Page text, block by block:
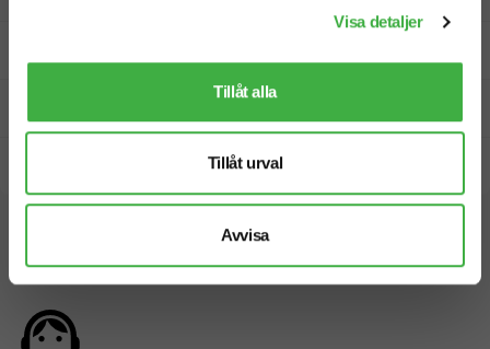
Visa detaljer
Tillåt alla
Tillåt urval
Avvisa
Vi hjälper dig gärna!